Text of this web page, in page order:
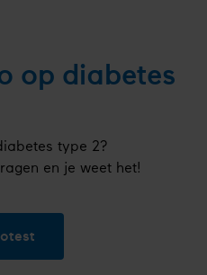
op diabetes
type 2?
en je weet het!